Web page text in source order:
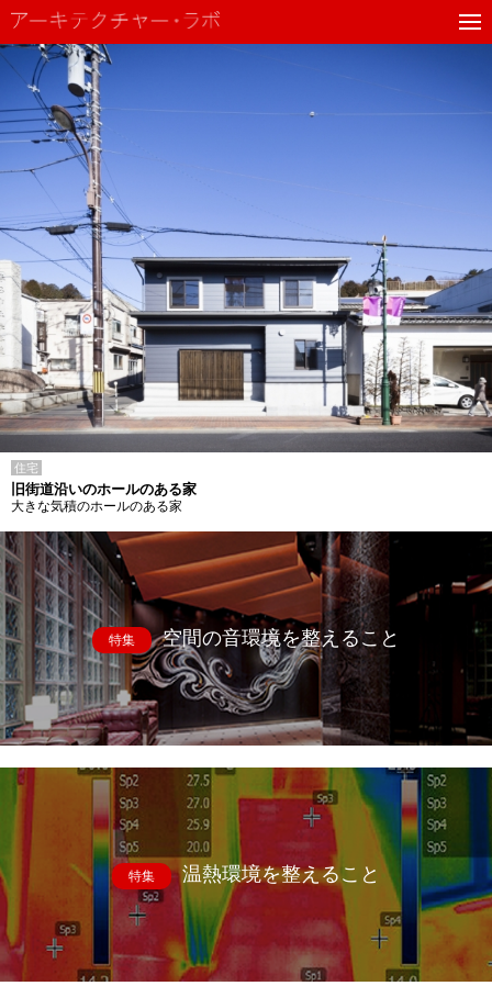
住宅
旧街道沿いのホールのある家
大きな気積のホールのある家
特集 空間の音環境を整えること
特集 温熱環境を整えること